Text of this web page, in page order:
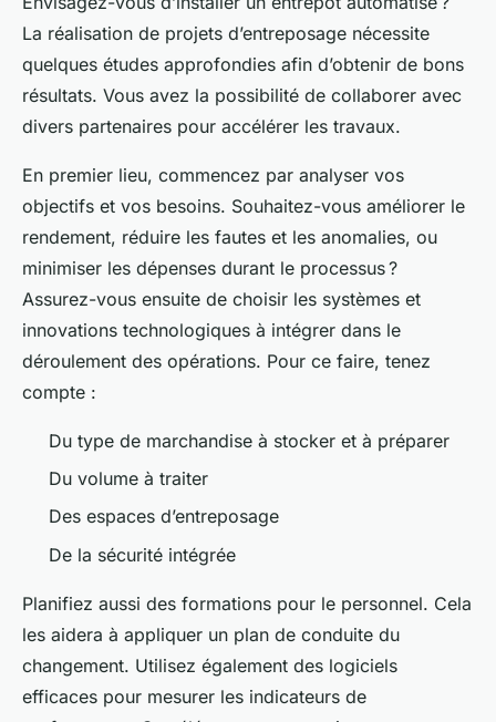
La réalisation de projets d’entreposage nécessite
quelques études approfondies afin d’obtenir de bons
résultats. Vous avez la possibilité de collaborer avec
divers partenaires pour accélérer les travaux.
En premier lieu, commencez par analyser vos
objectifs et vos besoins. Souhaitez-vous améliorer le
rendement, réduire les fautes et les anomalies, ou
minimiser les dépenses durant le processus ?
Assurez-vous ensuite de choisir les systèmes et
innovations technologiques à intégrer dans le
déroulement des opérations. Pour ce faire, tenez
compte :
Du type de marchandise à stocker et à préparer
Du volume à traiter
Des espaces d’entreposage
De la sécurité intégrée
Planifiez aussi des formations pour le personnel. Cela
les aidera à appliquer un plan de conduite du
changement. Utilisez également des logiciels
efficaces pour mesurer les indicateurs de